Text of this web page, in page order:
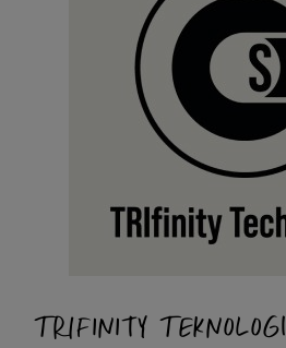
TRIFINITY TEKNOLOGI